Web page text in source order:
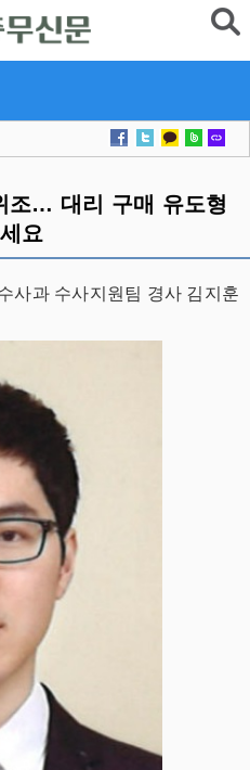
조… 대리 구매 유도형
요
사과 수사지원팀 경사 김지훈